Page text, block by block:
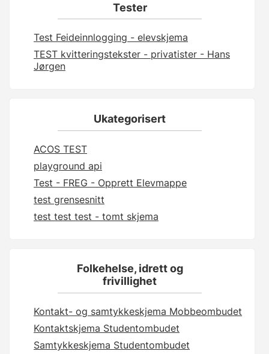
Tester
Test Feideinnlogging - elevskjema
TEST kvitteringstekster - privatister - Hans
Jørgen
Ukategorisert
ACOS TEST
playground api
Test - FREG - Opprett Elevmappe
test grensesnitt
test test test - tomt skjema
Folkehelse, idrett og
frivillighet
Kontakt- og samtykkeskjema Mobbeombudet
Kontaktskjema Studentombudet
Samtykkeskjema Studentombudet